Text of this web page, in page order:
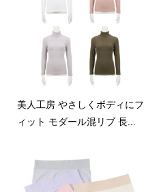
美人工房 やさしくボディにフ
ィット モダール混リブ 長...